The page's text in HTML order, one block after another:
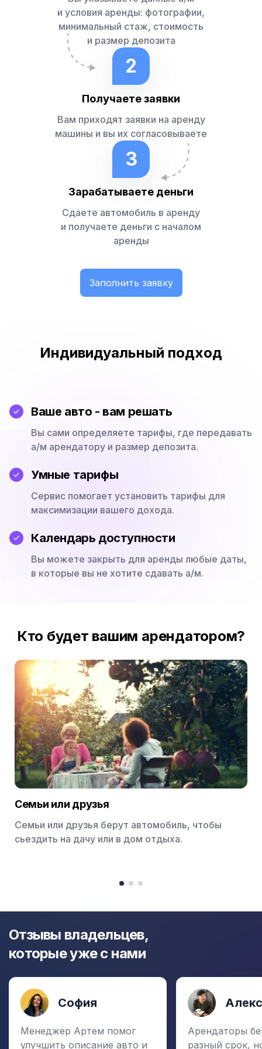
и условия аренды: фотографии,
минимальный стаж, стоимость
и размер депозита
2
Получаете заявки
Вам приходят заявки на аренду
машины и вы их согласовываете
3
Зарабатываете деньги
Сдаете автомобиль в аренду
и получаете деньги с началом
аренды
Заполнить заявку
Индивидуальный подход
Ваше авто - вам решать
Вы сами определяете тарифы, где передавать
а/м арендатору и размер депозита.
Умные тарифы
Сервис помогает установить тарифы для
максимизации вашего дохода.
Календарь доступности
Вы можете закрыть для аренды любые даты,
в которые вы не хотите сдавать а/м.
Кто будет вашим арендатором?
Семьи или друзья
Семьи или друзья берут автомобиль, чтобы
сьездить на дачу или в дом отдыха.
item
itemitem
3
Отзывы владельцев,
которые уже с нами
София
Менеджер Артем помог
улучшить описание авто и
Арендаторы
разный срок,